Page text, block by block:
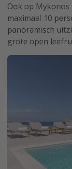
Ook op Mykonos
maximaal 10
panoramisch
grote open